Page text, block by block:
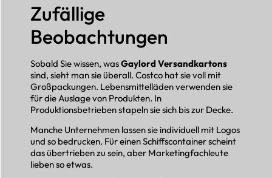
Zufällige
Beobachtungen
Sobald Sie wissen, wasGaylord Versandkartons
sind, sieht man sie überall. Costco hat sie voll mit
Großpackungen. Lebensmittelläden verwenden sie
für die Auslage von Produkten. In
Produktionsbetrieben stapeln sie sich bis zur Decke.
Manche Unternehmen lassen sie individuell mit Logos
und so bedrucken. Für einen Schiffscontainer scheint
das übertrieben zu sein, aber Marketingfachleute
lieben so etwas.